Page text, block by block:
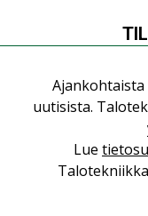
uutisista.
Lue